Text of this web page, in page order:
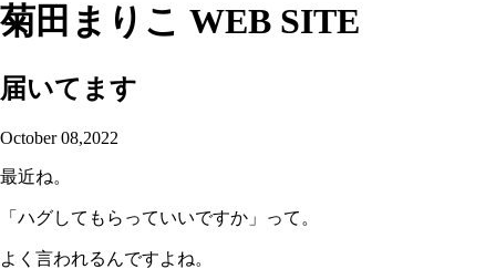
菊田まりこ WEB SITE
届いてます
October 08,2022
最近ね。
「ハグしてもらっていいですか」って。
よく言われるんですよね。